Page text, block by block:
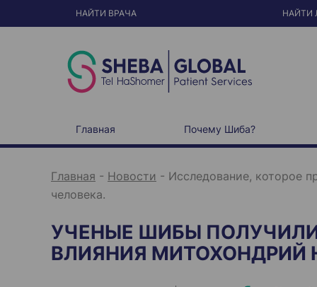
p
НАЙТИ ВРАЧА НАЙТИ
Главная Почему Шиба?
Главная - Новости - Исследование, которое
человека.
УЧЕНЫЕ ШИБЫ ПОЛУЧИЛИ
ВЛИЯНИЯ